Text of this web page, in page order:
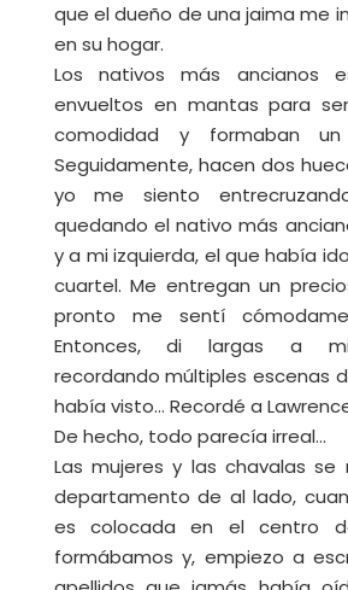
que el dueño de una jaima me
en su hogar.
Los nativos más ancianos
envueltos en mantas para
comodidad y formaban
Seguidamente, hacen dos
yo me siento
quedando el nativo más
y a mi izquierda, el que había
cuartel. Me entregan un
pronto me sentí
Entonces, di largas a mi
recordando múltiples escenas
había visto… Recordé a
De hecho, todo parecía irreal…
Las mujeres y las chavalas se
departamento de al lado,
es colocada en el centro
formábamos y, empiezo a